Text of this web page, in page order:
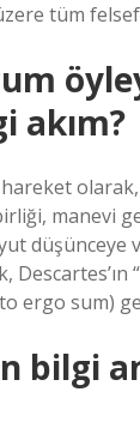
tüm
akım?
birliği, manevi
düşünceye
ergo sum)
bilgi